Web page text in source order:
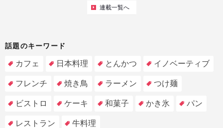
連載一覧へ
話題のキーワード
カフェ 日本料理 とんかつ イノベーティブ
フレンチ 焼き鳥 ラーメン つけ麺
ビストロ ケーキ 和菓子 かき氷 パン
レストラン 牛料理